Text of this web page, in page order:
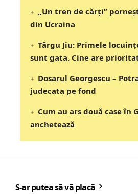
„Un tren de cărți”
din Ucraina
Târgu Jiu: Primele
sunt gata. Cine are
Dosarul Georgescu –
judecata pe fond
Cum au ars două case în
anchetează
S-ar putea să vă placă